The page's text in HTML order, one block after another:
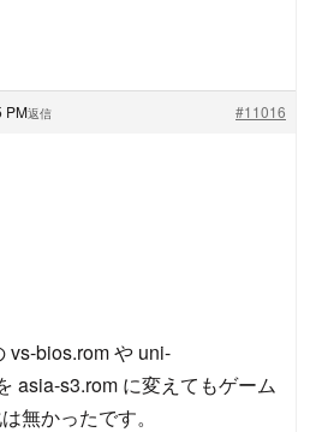
PM #11016
返信
vs-bios.rom や uni-
asia-s3.rom に変えてもゲーム
無かったです。